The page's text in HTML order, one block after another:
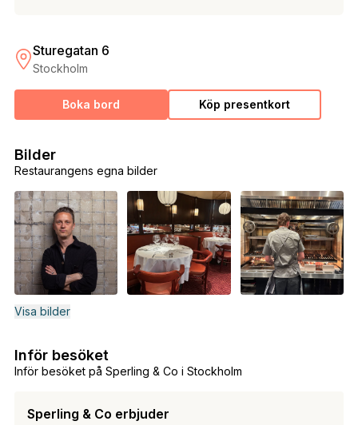
Sturegatan 6
Stockholm
Boka bord Köp presentkort
Restaurangens egna bilder
Bilder
Visa bilder
Inför besöket på Sperling & Co i Stockholm
Inför besöket
Sperling & Co erbjuder